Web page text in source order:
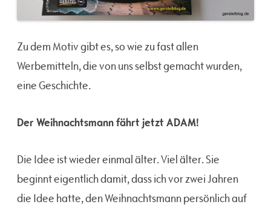
Zu dem Motiv gibt es, so wie zu fast allen
Werbemitteln, die von uns selbst gemacht wurden,
eine Geschichte.
Der Weihnachtsmann fährt jetzt ADAM!
Die Idee ist wieder einmal älter. Viel älter. Sie
beginnt eigentlich damit, dass ich vor zwei Jahren
die Idee hatte, den Weihnachtsmann persönlich auf